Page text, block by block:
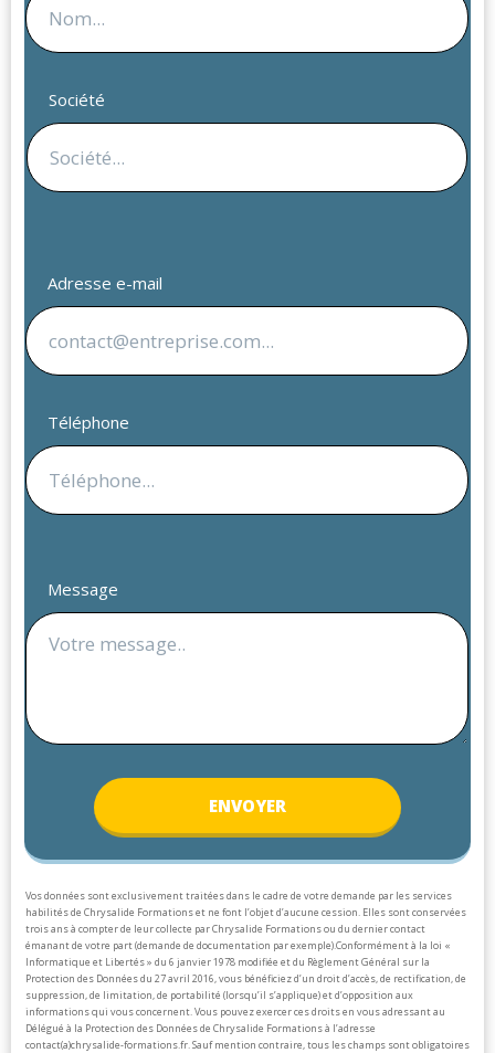
Société
Adresse e-mail
Téléphone
Message
ENVOYER
Vos données sont exclusivement traitées dans le cadre de votre demande par les services
habilités de Chrysalide Formations et ne font l’objet d’aucune cession. Elles sont conservées
trois ans à compter de leur collecte par Chrysalide Formations ou du dernier contact
émanant de votre part (demande de documentation par exemple).Conformément à la loi «
Informatique et Libertés » du 6 janvier 1978 modifiée et du Règlement Général sur la
Protection des Données du 27 avril 2016, vous bénéficiez d’un droit d’accès, de rectification, de
suppression, de limitation, de portabilité (lorsqu’il s’applique) et d’opposition aux
informations qui vous concernent. Vous pouvez exercer ces droits en vous adressant au
Délégué à la Protection des Données de Chrysalide Formations à l’adresse
contact(a)chrysalide-formations.fr.Sauf mention contraire, tous les champs sont obligatoires